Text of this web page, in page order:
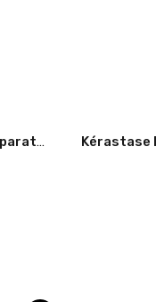
Kérastase Premiére Fondant Fluidité Réparateur